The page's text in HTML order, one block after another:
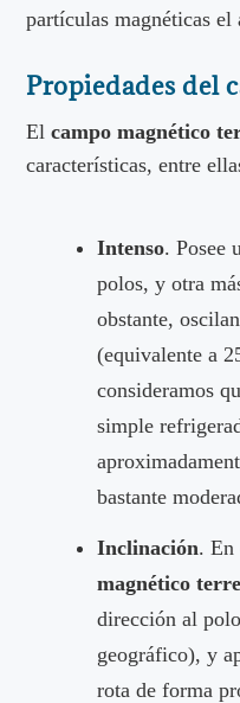
partículas magnéticas el
Propiedades del
Elcampo magnético
características, entre
Intenso. Posee
polos, y otra
obstante,
(equivalente a
consideramos
simple
bastante
Inclinación. En
magnético
dirección al
geográfico), y
rota de forma